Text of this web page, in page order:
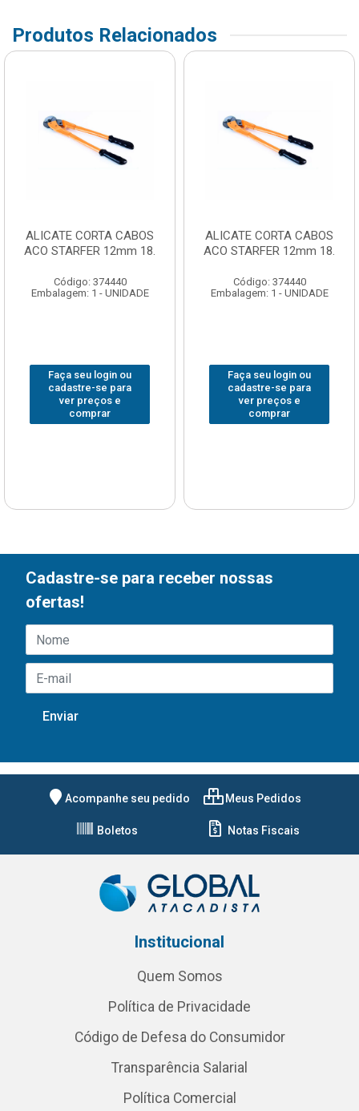
Produtos Relacionados
ALICATE CORTA CABOS
ACO STARFER 12mm 18.
Código: 374440
Embalagem: 1 - UNIDADE
Faça seu login ou
cadastre-se para
ver preços e
comprar
ALICATE CORTA CABOS
ACO STARFER 12mm 18.
Código: 374440
Embalagem: 1 - UNIDADE
Faça seu login ou
cadastre-se para
ver preços e
comprar
Cadastre-se para receber nossas
ofertas!
Acompanhe seu pedido Meus Pedidos
Boletos Notas Fiscais
Institucional
Quem Somos
Política de Privacidade
Código de Defesa do Consumidor
Transparência Salarial
Política Comercial